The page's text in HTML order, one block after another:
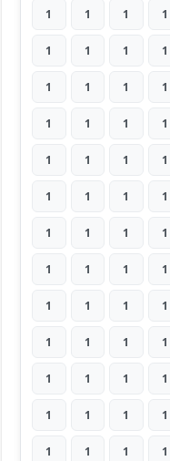
1 1 1 1
1 1 1 1
1 1 1 1
1 1 1 1
1 1 1 1
1 1 1 1
1 1 1 1
1 1 1 1
1 1 1 1
1 1 1 1
1 1 1 1
1 1 1 1
1 1 1 1